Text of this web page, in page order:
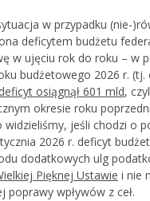
w przypadku (nie-
deficytem budżetu
w ujęciu rok do roku – w
budżetowego 2026 r. (tj.
deficyt osiągnął 601 mld,
okresie roku
widzieliśmy, jeśli chodzi o
2026 r. deficyt
dodatkowych ulg
Pięknej Ustawie i nie
poprawy wpływów z ceł.